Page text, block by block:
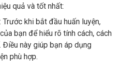
quả và tốt nhất:
Trước khi bắt đầu huấn luyện,
bạn để hiểu rõ tính cách, cách
Điều này giúp bạn áp dụng
phù hợp.